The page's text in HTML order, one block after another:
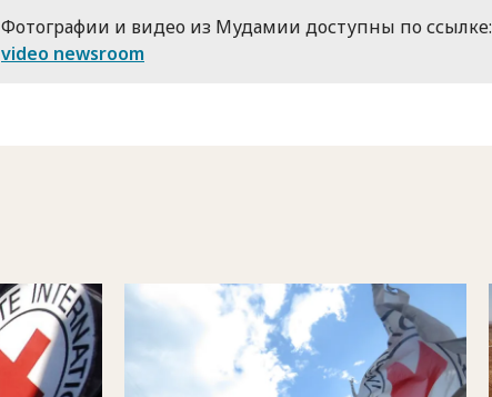
Фотографии и видео из Мудамии доступны по ссылке:
video newsroom